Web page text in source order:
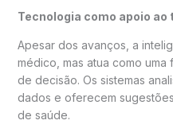
Tecnologia como apoio ao
Apesar dos avanços, a
médico, mas atua como
de decisão. Os sistemas
dados e oferecem
de saúde.